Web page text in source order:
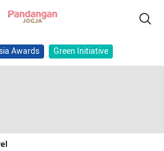
Awards Green Initiative